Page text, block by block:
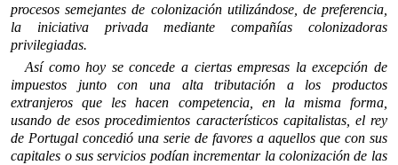
procesos semejantes de colonización utilizándose, de preferencia,
la iniciativa privada mediante compañías colonizadoras
privilegiadas.
Así como hoy se concede a ciertas empresas la excepción de
impuestos junto con una alta tributación a los productos
extranjeros que les hacen competencia, en la misma forma,
usando de esos procedimientos característicos capitalistas, el rey
de Portugal concedió una serie de favores a aquellos que con sus
capitales o sus servicios podían incrementar la colonización de las